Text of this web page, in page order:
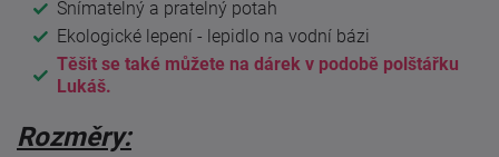
Snímatelný a pratelný potah
Ekologické lepení - lepidlo na vodní bázi
Těšit se také můžete na dárek v podobě polštářku
Lukáš.
Rozměry: